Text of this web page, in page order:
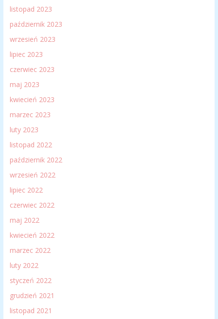
listopad 2023
październik 2023
wrzesień 2023
lipiec 2023
czerwiec 2023
maj 2023
kwiecień 2023
marzec 2023
luty 2023
listopad 2022
październik 2022
wrzesień 2022
lipiec 2022
czerwiec 2022
maj 2022
kwiecień 2022
marzec 2022
luty 2022
styczeń 2022
grudzień 2021
listopad 2021